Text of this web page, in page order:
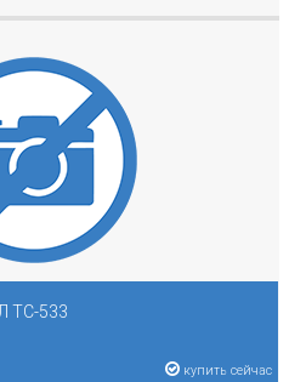
ТС-533
купить сейчас